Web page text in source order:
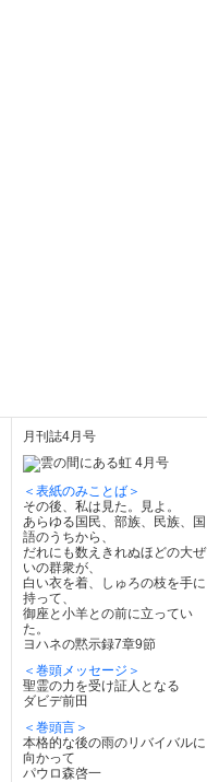
月刊誌4月号
＜表紙のみことば＞
その後、私は見た。見よ。
あらゆる国民、部族、民族、国
語のうちから、
だれにも数えきれぬほどの大ぜ
いの群衆が、
白い衣を着、しゅろの枝を手に
持って、
御座と小羊との前に立ってい
た。
ヨハネの黙示録7章9節
＜巻頭メッセージ＞
聖霊の力を受け証人となる
ダビデ前田
＜巻頭言＞
本格的な後の雨のリバイバルに
向かって
パウロ森啓一